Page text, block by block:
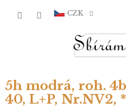
CZK
5h modrá, roh.
40, L+P, Nr.NV2,